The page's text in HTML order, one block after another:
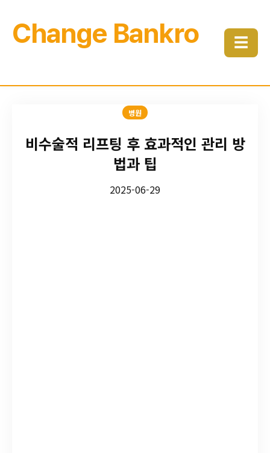
Change Bankro ☰
병원
비수술적 리프팅 후 효과적인 관리 방
법과 팁
2025-06-29